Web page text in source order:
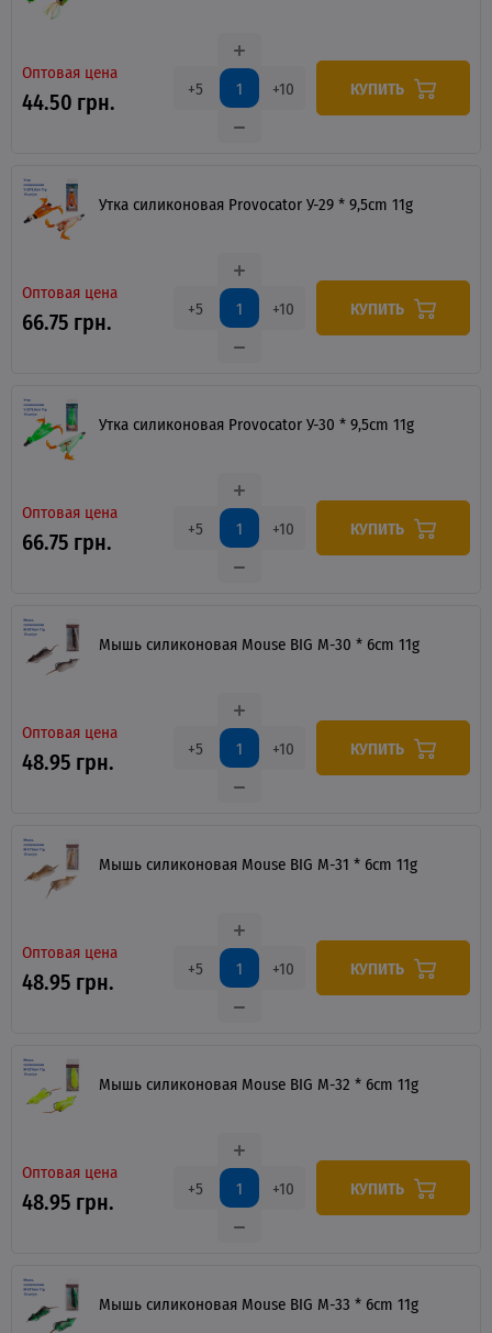
Оптовая цена
44.50 грн. +5 +10 КУПИТЬ
Утка силиконовая Provocator У-29 * 9,5cm 11g
Оптовая цена
66.75 грн. +5 +10 КУПИТЬ
Утка силиконовая Provocator У-30 * 9,5cm 11g
Оптовая цена
66.75 грн. +5 +10 КУПИТЬ
Мышь силиконовая Mouse BIG M-30 * 6cm 11g
Оптовая цена
48.95 грн. +5 +10 КУПИТЬ
Мышь силиконовая Mouse BIG M-31 * 6cm 11g
Оптовая цена
48.95 грн. +5 +10 КУПИТЬ
Мышь силиконовая Mouse BIG M-32 * 6cm 11g
Оптовая цена
48.95 грн. +5 +10 КУПИТЬ
Мышь силиконовая Mouse BIG M-33 * 6cm 11g